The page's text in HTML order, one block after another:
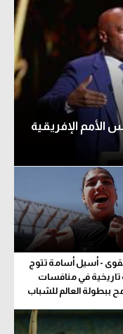
الإفريقية
- أسيل أسامة تتوج
تاريخية في منافسات
ببطولة العالم للشباب